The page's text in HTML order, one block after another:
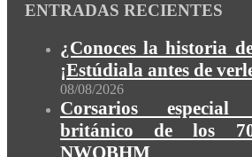
ENTRADAS RECIENTES
¿Conoces la historia
¡Estúdiala antes de
08/08/2026
Corsarios
británico de los
NWOBHM